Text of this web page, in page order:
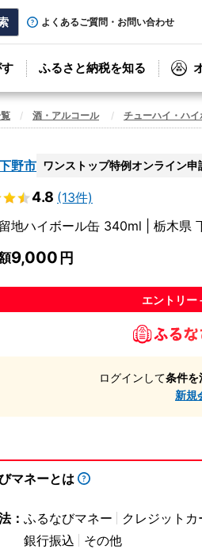
よくあるご質問・お問い合わせ
ふるさと納税を知る
酒・アルコール チューハイ・ハイ
野市 ワンストップ特例オンライン申
4.8 (13件)
地ハイボール缶 340ml | 栃木県
9,000
エントリー
ログインして条件を
新規
マネーとは
： ふるなびマネー クレジットカ
銀行振込
その他